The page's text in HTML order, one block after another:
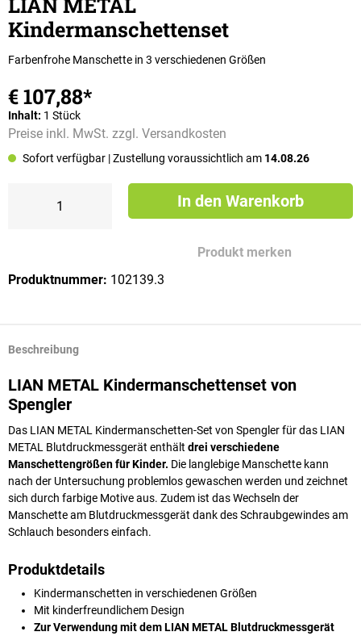
Kindermanschettenset
Farbenfrohe Manschette in 3 verschiedenen Größen
€ 107,88*
Inhalt: 1 Stück
Preise inkl. MwSt. zzgl. Versandkosten
Sofort verfügbar | Zustellung voraussichtlich am 14.08.26
In den Warenkorb
Produkt merken
Produktnummer: 102139.3
Beschreibung
LIAN METAL Kindermanschettenset von
Spengler
Das LIAN METAL Kindermanschetten-Set von Spengler für das LIAN
METAL Blutdruckmessgerät enthält drei verschiedene
Manschettengrößen für Kinder. Die langlebige Manschette kann
nach der Untersuchung problemlos gewaschen werden und zeichnet
sich durch farbige Motive aus. Zudem ist das Wechseln der
Manschette am Blutdruckmessgerät dank des Schraubgewindes am
Schlauch besonders einfach.
Produktdetails
Kindermanschetten in verschiedenen Größen
Mit kinderfreundlichem Design
Zur Verwendung mit dem LIAN METAL Blutdruckmessgerät